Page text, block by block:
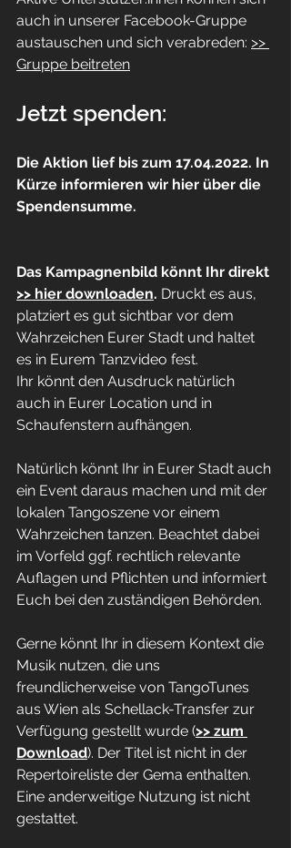
auch in unserer Facebook-Gruppe
austauschen und sich verabreden: >>
Gruppe beitreten
Jetzt spenden:
Die Aktion lief bis zum 17.04.2022. In
Kürze informieren wir hier über die
Spendensumme.
Das Kampagnenbild könnt Ihr direkt
>> hier downloaden. Druckt es aus,
platziert es gut sichtbar vor dem
Wahrzeichen Eurer Stadt und haltet
es in Eurem Tanzvideo fest.
Ihr könnt den Ausdruck natürlich
auch in Eurer Location und in
Schaufenstern aufhängen.
Natürlich könnt Ihr in Eurer Stadt auch
ein Event daraus machen und mit der
lokalen Tangoszene vor einem
Wahrzeichen tanzen. Beachtet dabei
im Vorfeld ggf. rechtlich relevante
Auflagen und Pflichten und informiert
Euch bei den zuständigen Behörden.
Gerne könnt Ihr in diesem Kontext die
Musik nutzen, die uns
freundlicherweise von TangoTunes
aus Wien als Schellack-Transfer zur
Verfügung gestellt wurde (>> zum
Download). Der Titel ist nicht in der
Repertoireliste der Gema enthalten.
Eine anderweitige Nutzung ist nicht
gestattet.